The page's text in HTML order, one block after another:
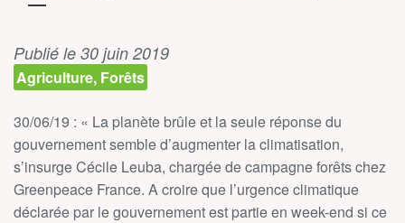
Publié le 30 juin 2019
Agriculture, Forêts
30/06/19 : « La planète brûle et la seule réponse du
gouvernement semble d’augmenter la climatisation,
s’insurge Cécile Leuba, chargée de campagne forêts chez
Greenpeace France. A croire que l’urgence climatique
déclarée par le gouvernement est partie en week-end si ce